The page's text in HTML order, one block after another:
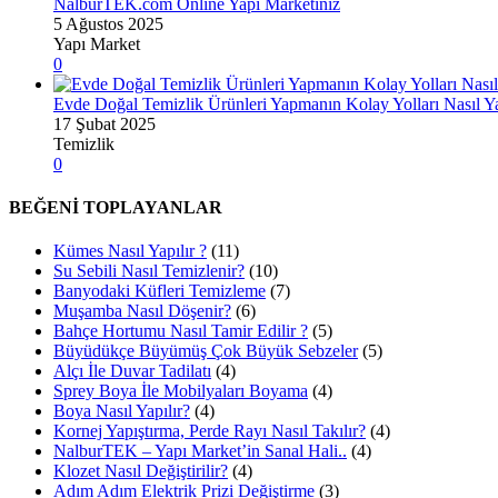
5 Ağustos 2025
Yapı Market
0
Evde Doğal Temizlik Ürünleri Yapmanın Kolay Yolları Nasıl
17 Şubat 2025
Temizlik
0
BEĞENİ TOPLAYANLAR
Kümes Nasıl Yapılır ? (11)
Su Sebili Nasıl Temizlenir? (10)
Banyodaki Küfleri Temizleme (7)
Muşamba Nasıl Döşenir? (6)
Bahçe Hortumu Nasıl Tamir Edilir ? (5)
Büyüdükçe Büyümüş Çok Büyük Sebzeler (5)
Alçı İle Duvar Tadilatı (4)
Sprey Boya İle Mobilyaları Boyama (4)
Boya Nasıl Yapılır? (4)
Kornej Yapıştırma, Perde Rayı Nasıl Takılır? (4)
NalburTEK – Yapı Market’in Sanal Hali.. (4)
Klozet Nasıl Değiştirilir? (4)
Adım Adım Elektrik Prizi Değiştirme (3)